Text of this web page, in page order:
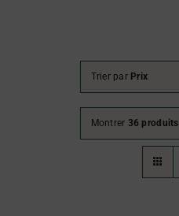
Trier par Prix
Montrer 36 produits